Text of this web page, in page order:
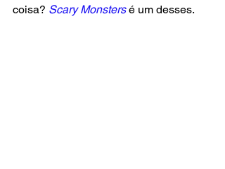
coisa? Scary Monsters é um desses.